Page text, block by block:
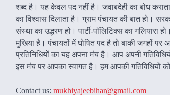
शब्द है। यह केवल पद नहीं है। जवाबदेही का बोध
का विश्वास दिलाता है। ग्राम पंचायत की बात हो।
संस्था का उद्धरण हो। पार्टी-पॉलिटिक्स का गलियारा
मुखिया है। पंचायतों में घोषित पद है तो बाकी जगहों पर
प्रतिनिधियों का यह अपना मंच है। आप अपनी
इस मंच पर आपका स्वागत है। हम आपकी गतिविधियों
Contact us: mukhiyajeebihar@gmail.com